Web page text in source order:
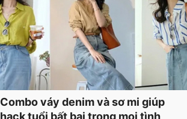
Combo váy denim và sơ mi giúp
hack tuổi bất bại trong mọi tình